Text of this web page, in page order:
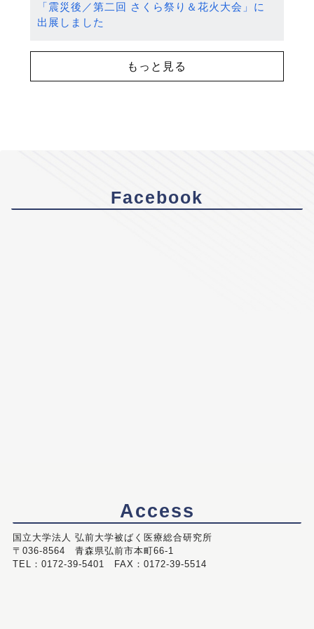
「震災後／第二回 さくら祭り＆花火大会」に
出展しました
もっと見る
Facebook
Access
国立大学法人 弘前大学被ばく医療総合研究所
〒036-8564 青森県弘前市本町66-1
TEL：0172-39-5401 FAX：0172-39-5514